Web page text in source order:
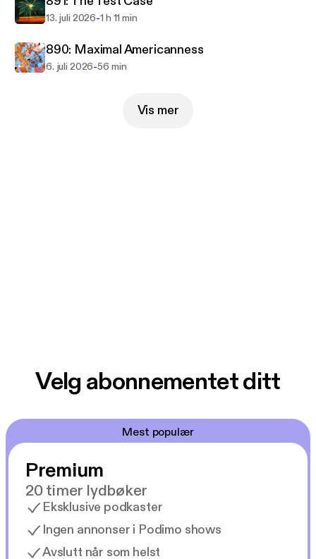
13. juli 2026-1 h 11 min
890: Maximal Americanness
6. juli 2026-56 min
Vis mer
Velg abonnementet ditt
Mest populær
Premium
20 timer lydbøker
Eksklusive podkaster
Ingen annonser i Podimo shows
Avslutt når som helst